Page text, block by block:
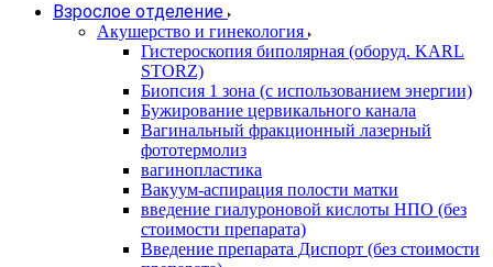
Взрослое отделение
Акушерство и гинекология
Гистероскопия биполярная (оборуд. KARL
STORZ)
Биопсия 1 зона (с использованием энергии)
Бужирование цервикального канала
Вагинальный фракционный лазерный
фототермолиз
вагинопластика
Вакуум-аспирация полости матки
введение гиалуроновой кислоты НПО (без
стоимости препарата)
Введение препарата Диспорт (без стоимости